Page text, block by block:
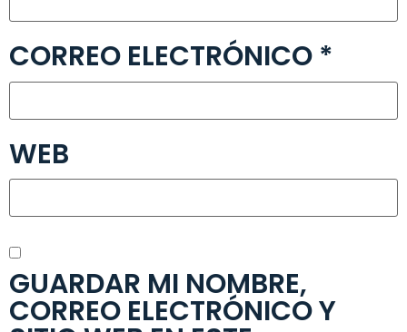
CORREO ELECTRÓNICO *
WEB
GUARDAR MI NOMBRE,
CORREO ELECTRÓNICO Y